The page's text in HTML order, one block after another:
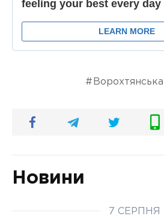
Ворохтянська
Новини
7 СЕРПНЯ